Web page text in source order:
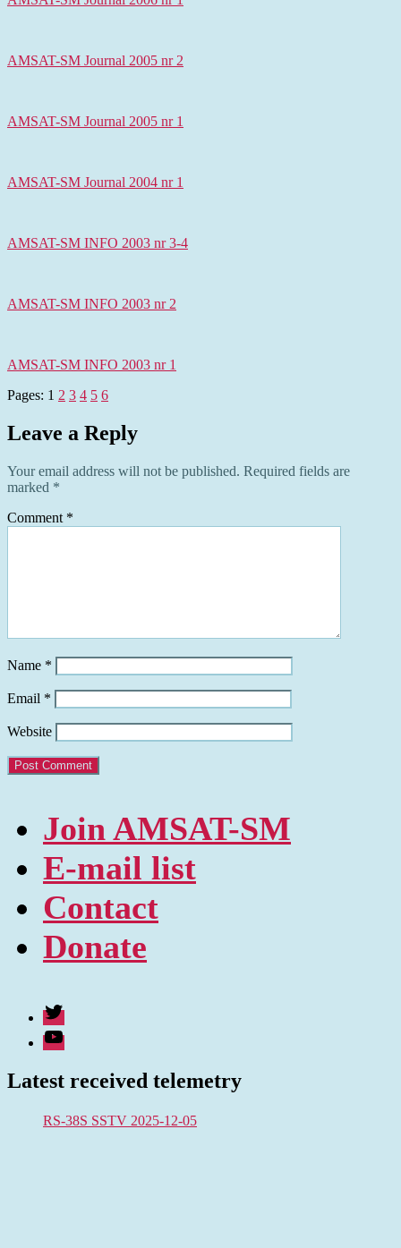
AMSAT-SM Journal 2005 nr 2
AMSAT-SM Journal 2005 nr 1
AMSAT-SM Journal 2004 nr 1
AMSAT-SM INFO 2003 nr 3-4
AMSAT-SM INFO 2003 nr 2
AMSAT-SM INFO 2003 nr 1
Pages: 1 2 3 4 5 6
Leave a Reply
Your email address will not be published. Required fields are
marked *
Comment *
Name *
Email *
Website
Join AMSAT-SM
E-mail list
Contact
Donate
Twitter
Youtube
Latest received telemetry
RS-38S SSTV 2025-12-05